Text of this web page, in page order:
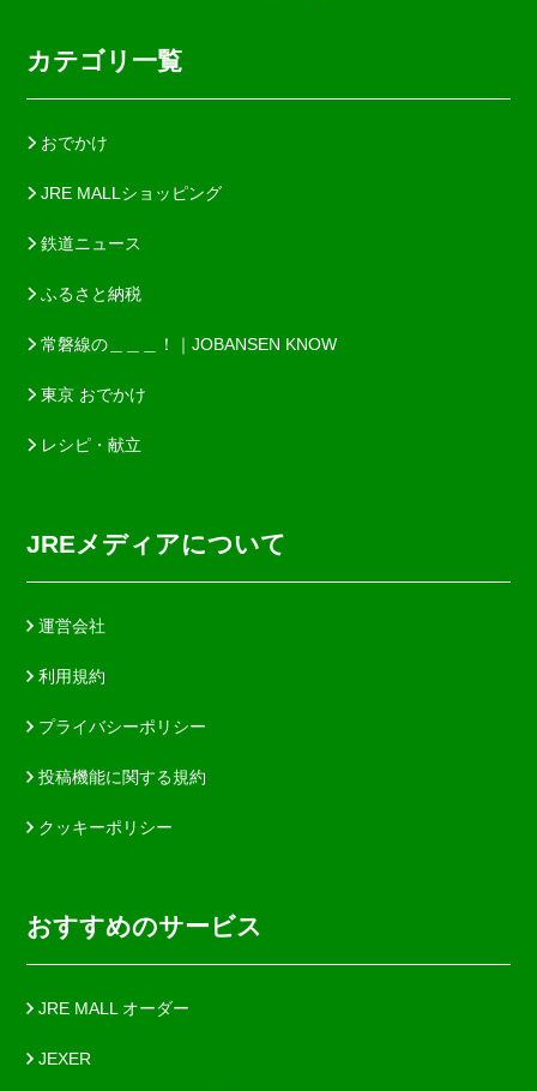
カテゴリ一覧
おでかけ
JRE MALLショッピング
鉄道ニュース
ふるさと納税
常磐線の＿＿＿！｜JOBANSEN KNOW
東京 おでかけ
レシピ・献立
JREメディアについて
運営会社
利用規約
プライバシーポリシー
投稿機能に関する規約
クッキーポリシー
おすすめのサービス
JRE MALL オーダー
JEXER